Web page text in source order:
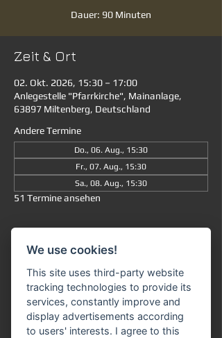
Dauer: 90 Minuten
Zeit & Ort
02. Okt. 2026, 15:30 – 17:00
Anlegestelle "Pfarrkirche", Mainanlage,
63897 Miltenberg, Deutschland
Andere Termine
Do., 06. Aug., 15:30
Fr., 07. Aug., 15:30
Sa., 08. Aug., 15:30
51 Termine ansehen
15:30 Uhr
: Die Fahrt dauert insgesamt ca.
90 Minuten (ohne Ausstieg) und führt Sie
von Miltenberg über Bürgstadt nach
Freudenberg
und wieder zurück.
We use cookies!
This site uses third-party website
tracking technologies to provide its
services, constantly improve and
display advertisements according
to users' interests. I agree to this